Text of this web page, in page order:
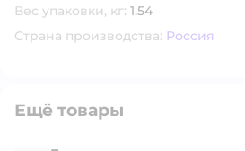
Вес упаковки, кг: 1.54
Страна производства: Россия
Ещё товары